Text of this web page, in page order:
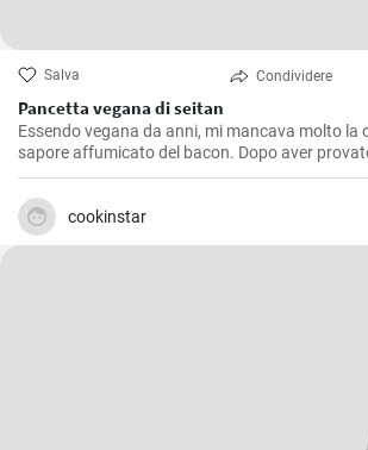
Salva Condividere
Pancetta vegana di seitan
Essendo vegana da anni, mi mancava molto la
sapore affumicato del bacon. Dopo aver
a base vegetale che non mi soddisfacevano
di creare il mio bacon vegano. Dopo
modifiche, sono orgogliosa di condividere
bacon vegano è delizioso!
cookinstar